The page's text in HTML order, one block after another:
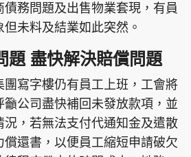
債務問題及出售物業套現，有員
未料及結業如此突然。
題 盡快解決賠償問題
團寫字樓仍有員工上班，工會將
籲公司盡快補回未發放款項，並
，若無法支付代通知金及遣散
償還書，以便員工縮短申請破欠